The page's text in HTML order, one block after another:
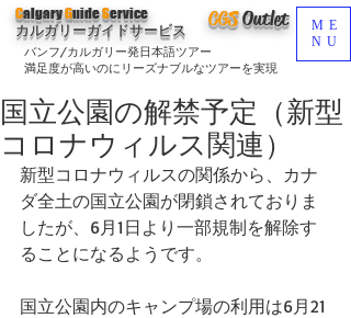
CGSOutlet
バンフ/カルガリー発日本語ツアー
満足度が高いのにリーズナブルなツアーを実現
CalgaryGuideService
カルガリーガイドサービス
ME
NU
国立公園の解禁予定（新型
コロナウィルス関連）
新型コロナウィルスの関係から、カナ
ダ全土の国立公園が閉鎖されておりま
したが、6月1日より一部規制を解除す
ることになるようです。
国立公園内のキャンプ場の利用は6月21